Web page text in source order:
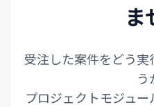
ま
受注した案件をどう
う
プロジェクトモジュ